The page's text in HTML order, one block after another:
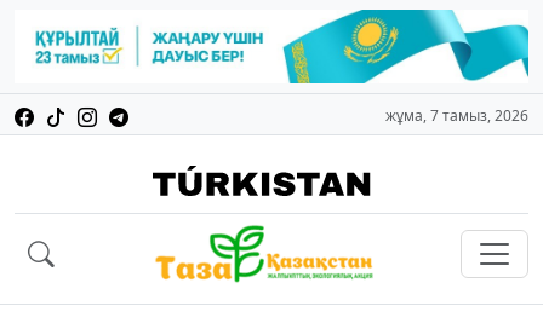
жұма, 7 тамыз, 2026